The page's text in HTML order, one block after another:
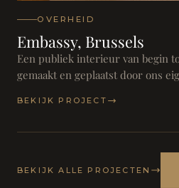
OVERHEID
Embassy, Brussels
Een publiek interieur van begin
gemaakt en geplaatst door ons
BEKIJK PROJECT
BEKIJK ALLE PROJECTEN